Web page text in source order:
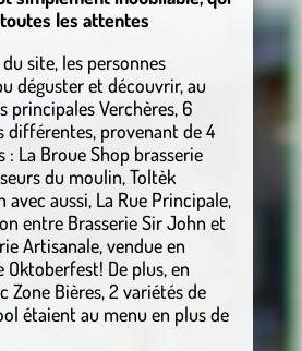
les attentes
site, les personnes
déguster et découvrir, au
principales Verchères, 6
différentes, provenant de 4
: La Broue Shop brasserie
du moulin, Toltèk
avec aussi, La Rue Principale,
entre Brasserie Sir John et
Artisanale, vendue en
De plus, en
Zone Bières, 2 variétés de
étaient au menu en plus de